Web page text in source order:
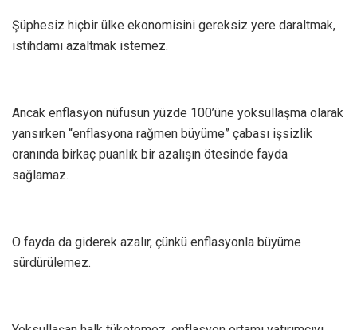
Şüphesiz hiçbir ülke ekonomisini gereksiz yere daraltmak,
istihdamı azaltmak istemez.
Ancak enflasyon nüfusun yüzde 100’üne yoksullaşma olarak
yansırken “enflasyona rağmen büyüme” çabası işsizlik
oranında birkaç puanlık bir azalışın ötesinde fayda
sağlamaz.
O fayda da giderek azalır, çünkü enflasyonla büyüme
sürdürülemez.